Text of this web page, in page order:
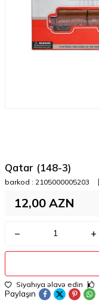
Qatar (148-3)
barkod : 2105000005203
12,00 AZN
Siyahıya əlavə edin
Paylaşın